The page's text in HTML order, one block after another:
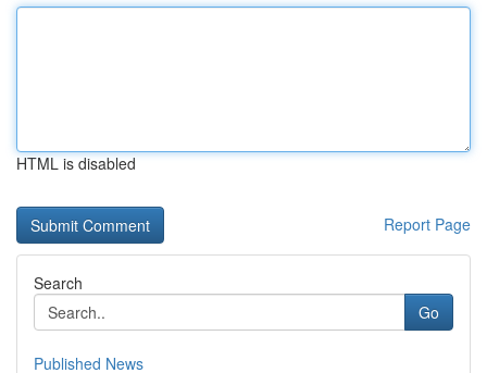
HTML is disabled
Report Page
Search
Go
Published News